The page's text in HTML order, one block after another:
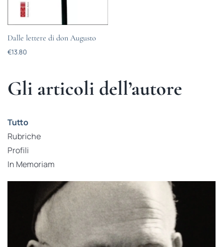
Dalle lettere di don Augusto
€13.80
Gli articoli dell’autore
Tutto
Rubriche
Profili
In Memoriam